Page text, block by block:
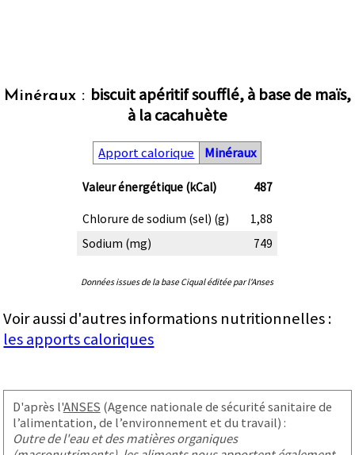
Minéraux : biscuit apéritif soufflé, à base de maïs,
à la cacahuète
Apport calorique Minéraux
Valeur énergétique (kCal) 487
Chlorure de sodium (sel) (g)
1,88
Sodium (mg)
749
Données issues de la base Ciqual éditée par l'Anses
Voir aussi d'autres informations nutritionnelles :
les apports caloriques
D'après l'ANSES (Agence nationale de sécurité sanitaire de
l’alimentation, de l’environnement et du travail) :
Outre de l'eau et des matières organiques